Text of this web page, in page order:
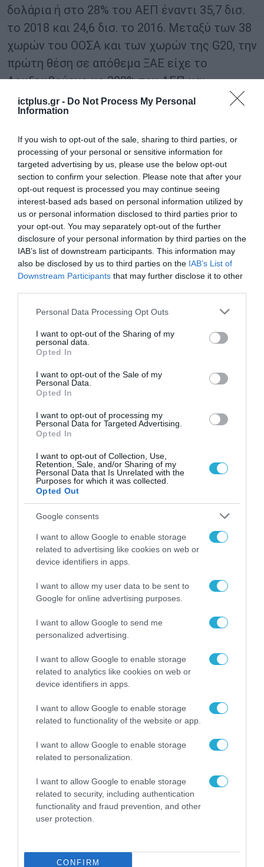
ictplus.gr - Do Not Process My Personal
Information
If you wish to opt-out of the sale, sharing to third parties, or
processing of your personal or sensitive information for
targeted advertising by us, please use the below opt-out
section to confirm your selection. Please note that after your
opt-out request is processed you may continue seeing
interest-based ads based on personal information utilized by
us or personal information disclosed to third parties prior to
your opt-out. You may separately opt-out of the further
disclosure of your personal information by third parties on the
IAB’s list of downstream participants. This information may
also be disclosed by us to third parties on the IAB’s List of
Downstream Participants that may further disclose it to other
Please note that this website/app uses one or more Google
not limited to your visit or usage behaviour. You may click to
grant or deny consent to Google and its third-party tags to
use your data for below specified purposes in below Google
consent section.
Personal Data Processing Opt Outs
I want to opt-out of the Sharing of my
personal data.
Opted In
I want to opt-out of the Sale of my
Personal Data.
Opted In
I want to opt-out of processing my
Personal Data for Targeted Advertising.
Opted In
I want to opt-out of Collection, Use,
Retention, Sale, and/or Sharing of my
Personal Data that Is Unrelated with the
Purposes for which it was collected.
Opted Out
Google consents
I want to allow Google to enable storage
related to advertising like cookies on web or
device identifiers in apps.
I want to allow my user data to be sent to
Google for online advertising purposes.
I want to allow Google to send me
personalized advertising.
I want to allow Google to enable storage
related to analytics like cookies on web or
device identifiers in apps.
I want to allow Google to enable storage
related to functionality of the website or app.
I want to allow Google to enable storage
related to personalization.
I want to allow Google to enable storage
related to security, including authentication
functionality and fraud prevention, and other
user protection.
CONFIRM
δολάρια ή στο 28% του ΑΕΠ έναντι 35,7 δισ.
το 2018 και 24,6 δισ. το 2016. Μεταξύ των 38
χωρών του ΟΟΣΑ και των χωρών της G20, την
πρώτη θέση σε απόθεμα ΞΑΕ είχε το
Λουξεμβούργο με 300% του ΑΕΠ και
ακολουθούσαν η Ολλανδία και η Ιρλανδία με
ποσοστά πάνω από 200%.
Αναφορικά με το ποσοστό απόδοσης των
ΞΑΕ στην Ελλάδα, το 2023 ήταν μεγαλύτερο
από το 6%, όσο περίπου και στη Βρετανία, τη
Γερμανία και τη Γαλλία.
TAGS: ΕΠΕΝΔΥΣΕΙΣ ΟΟΣΑ
ΡΟΗ ΕΙΔΗΣΕΩΝ
Το χρηματοδοτούμενο
από την ΕΕ έργο “The
Gaming Police”
των παιδιών στο
διαδίκτυο
ΑΑΔΕ: Διευκρινίσεις
για τα πρόστιμα σε
παραβάσεις που
αφορούν τους ΦΗΜ
Σ. Καλαφάτης: «Η
Τεχνητή Νοημοσύνη
δεν είναι απλώς μια
επανάσταση»
Νέος οδηγός του ΕΚΤ